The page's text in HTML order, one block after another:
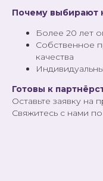
Почему выбирают
Более 20 лет
Собственное
качества
Готовы к
Оставьте заявку на
Свяжитесь с нами